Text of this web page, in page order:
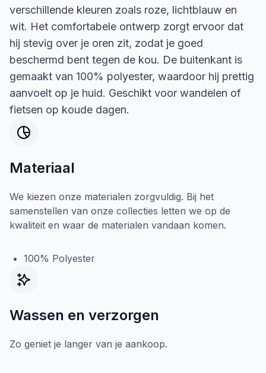
verschillende kleuren zoals roze, lichtblauw en
wit. Het comfortabele ontwerp zorgt ervoor dat
hij stevig over je oren zit, zodat je goed
beschermd bent tegen de kou. De buitenkant is
gemaakt van 100% polyester, waardoor hij prettig
aanvoelt op je huid. Geschikt voor wandelen of
fietsen op koude dagen.
Materiaal
We kiezen onze materialen zorgvuldig. Bij het
samenstellen van onze collecties letten we op de
kwaliteit en waar de materialen vandaan komen.
100% Polyester
Wassen en verzorgen
Zo geniet je langer van je aankoop.